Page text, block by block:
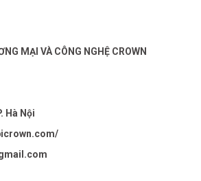
MẠI VÀ CÔNG NGHỆ CROWN
Hà Nội